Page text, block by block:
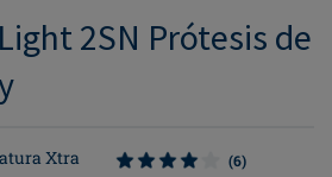
2SN Prótesis de
Xtra
(6)